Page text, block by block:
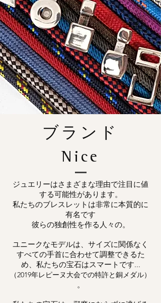
ブランド
Nice
ジュエリーはさまざまな理由で注目に値
する可能性があります。
私たちのブレスレットは非常に本質的に
有名です
彼らの独創性を作る人々の。
ユニークなモデルは、サイズに関係なく
すべての手首に合わせて調整できるた
め、私たちの宝石はスマートです...
（2019年レピーヌ大会での特許と銅メダル）
。